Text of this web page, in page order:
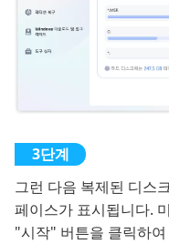
그런 다음 복제된 디스
페이스가 표시됩니다.
"시작" 버튼을 클릭하